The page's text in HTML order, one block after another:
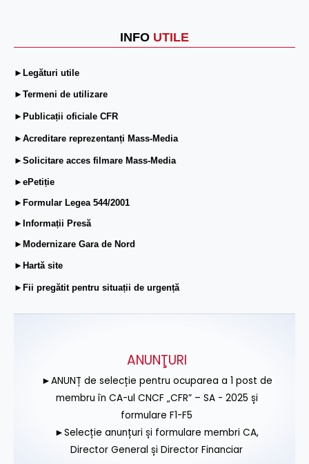
INFO UTILE
►Legături utile
►Termeni de utilizare
►Publicații oficiale CFR
►Acreditare reprezentanți Mass-Media
►Solicitare acces filmare Mass-Media
►ePetiție
►Formular Legea 544/2001
►Informații Presă
►Modernizare Gara de Nord
►Hartă site
►Fii pregătit pentru situații de urgență
ANUNŢURI
►ANUNȚ de selecție pentru ocuparea a 1 post de
membru în CA-ul CNCF „CFR” – SA - 2025 și
formulare F1-F5
►Selecție anunțuri și formulare membri CA,
Director General și Director Financiar